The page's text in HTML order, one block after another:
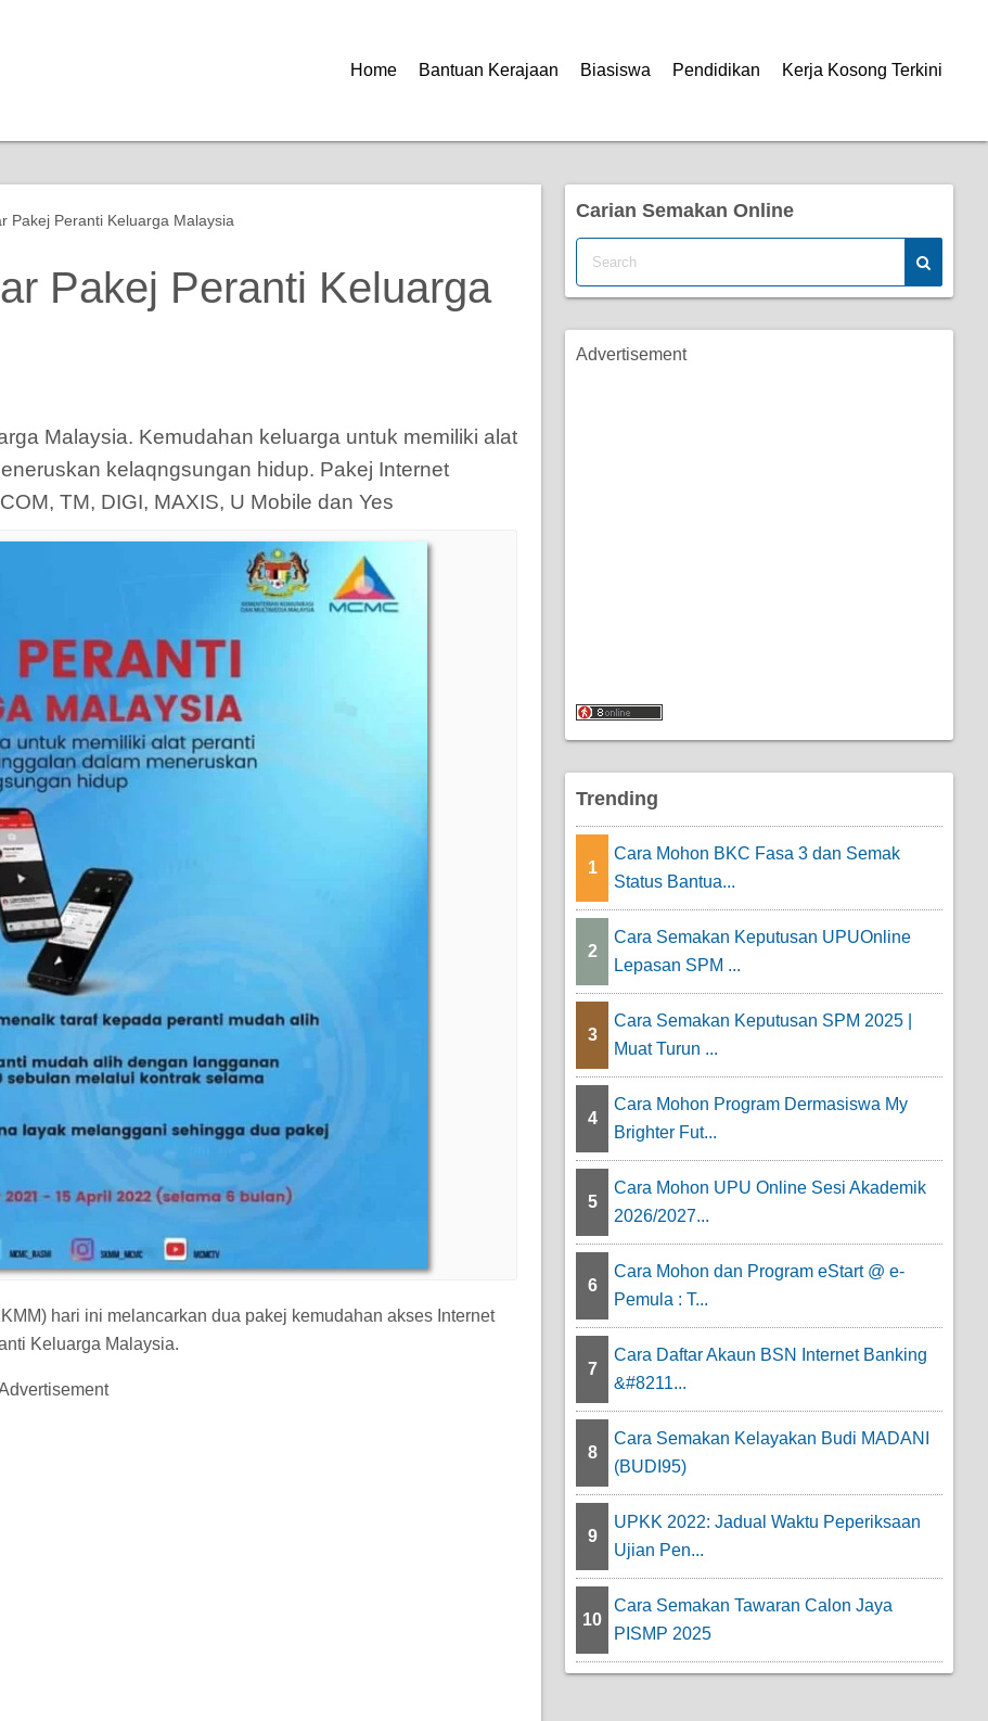
Home Bantuan Kerajaan Biasiswa Pendidikan Kerja Kosong Terkini
Pakej Peranti Keluarga Malaysia
Pakej Peranti Keluarga
Malaysia. Kemudahan keluarga untuk memiliki alat
kelaqngsungan hidup. Pakej Internet
TM, DIGI, MAXIS, U Mobile dan Yes
hari ini melancarkan dua pakej kemudahan akses Internet
Keluarga Malaysia.
Carian Semakan Online
Advertisement
Trending
1
Cara Mohon BKC Fasa 3 dan Semak
Status Bantua...
2
Cara Semakan Keputusan UPUOnline
Lepasan SPM ...
3
Cara Semakan Keputusan SPM 2025 |
Muat Turun ...
4
Cara Mohon Program Dermasiswa My
Brighter Fut...
5
Cara Mohon UPU Online Sesi Akademik
2026/2027...
6
Cara Mohon dan Program eStart @ e-
Pemula : T...
7
Cara Daftar Akaun BSN Internet Banking
&#8211...
8
Cara Semakan Kelayakan Budi MADANI
(BUDI95)
9
UPKK 2022: Jadual Waktu Peperiksaan
Ujian Pen...
10
Cara Semakan Tawaran Calon Jaya
PISMP 2025